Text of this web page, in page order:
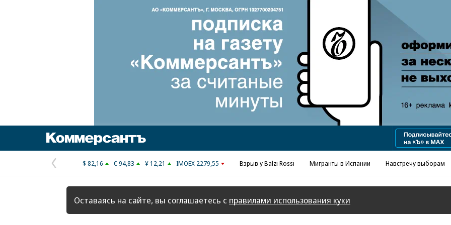
Реклама в «Ъ» www.kommersant.ru/ad
Предыдущая
страница
$ 82,16 € 94,83 ¥ 12,21 IMOEX 2279,55 Взрыв у Balzi Rossi Мигранты в Испании Навстречу выборам
Оставаясь на сайте, вы соглашаетесь с правилами использования куки